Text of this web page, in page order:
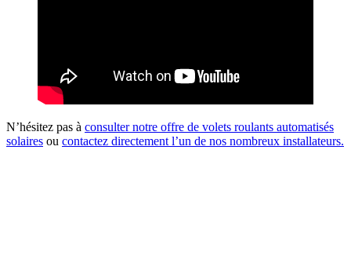
N’hésitez pas à consulter notre offre de volets roulants automatisés
solaires ou contactez directement l’un de nos nombreux installateurs.